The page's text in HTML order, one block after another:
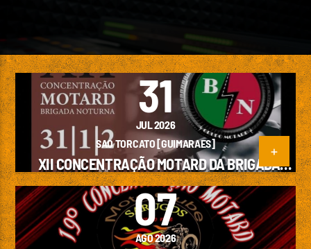
FAIXA ATUAL
HIGHER DEVOTION
JIMMY EAT WORLD
31
JUL 2026
SAO TORCATO [GUIMARAES]
XII CONCENTRAÇÃO MOTARD DA BRIGADA
NOTURNA
07
AGO 2026